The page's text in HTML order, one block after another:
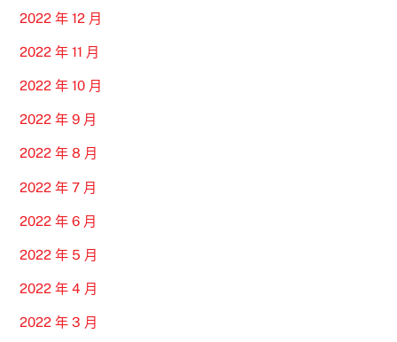
2022 年 12 月
2022 年 11 月
2022 年 10 月
2022 年 9 月
2022 年 8 月
2022 年 7 月
2022 年 6 月
2022 年 5 月
2022 年 4 月
2022 年 3 月